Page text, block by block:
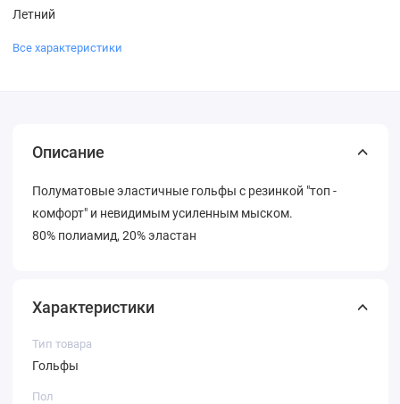
Летний
Все характеристики
Описание
Полуматовые эластичные гольфы с резинкой "топ -
комфорт" и невидимым усиленным мыском.
80% полиамид, 20% эластан
Характеристики
Тип товара
Гольфы
Пол